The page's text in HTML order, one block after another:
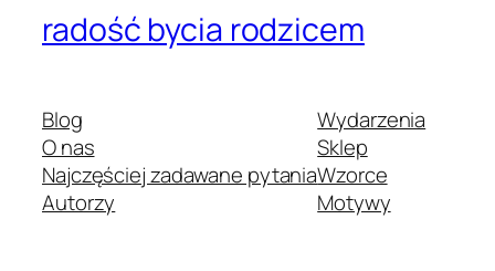
radość bycia rodzicem
Blog
O nas
Najczęściej zadawane pytania
Autorzy
Wydarzenia
Sklep
Wzorce
Motywy